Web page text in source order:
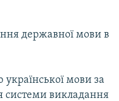
державної мови в
української мови за
системи викладання